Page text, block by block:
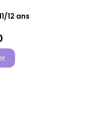
12 ans